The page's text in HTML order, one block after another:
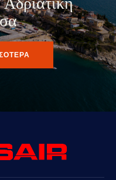
Αδριατική